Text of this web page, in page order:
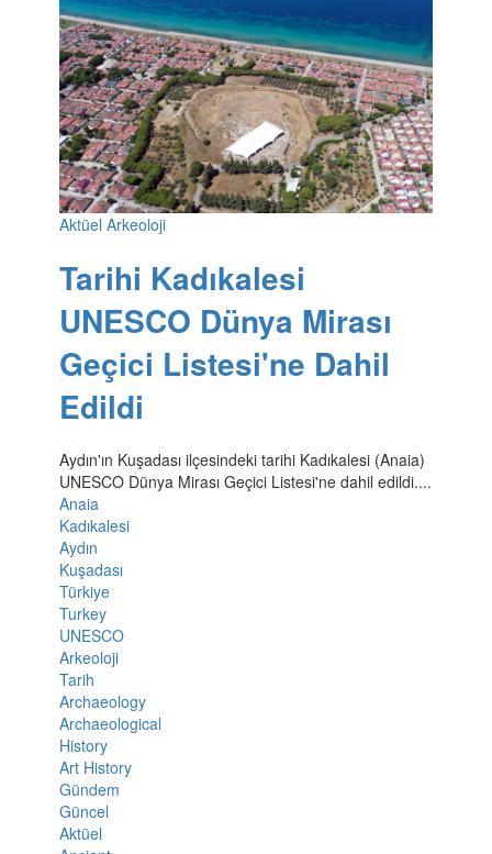
Aktüel Arkeoloji
Tarihi Kadıkalesi
UNESCO Dünya Mirası
Geçici Listesi'ne Dahil
Edildi
Aydın'ın Kuşadası ilçesindeki tarihi Kadıkalesi (Anaia)
UNESCO Dünya Mirası Geçici Listesi'ne dahil edildi....
Anaia
Kadıkalesi
Aydın
Kuşadası
Türkiye
Turkey
UNESCO
Arkeoloji
Tarih
Archaeology
Archaeological
History
Art History
Gündem
Güncel
Aktüel